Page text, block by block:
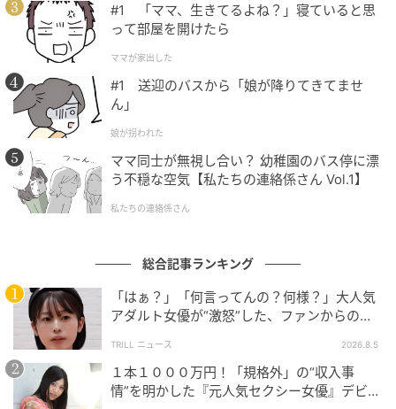
もしその理由が、「（貯金していないのは）世間体が
悪いから」「計画性のない自分はダメだから」だとし
たら、それは知らず知らずのうちに他人軸に縛られて
いるサインかもしれません。
願いの根本にある理由を深掘りし、自分を苦しめてい
るマイルールを手放すこと。その先に残った純粋な
「〜したい」こそが、あなたが今、新しく願い直すべ
きことなのです。
ここから始まるやぎ座満月は、冥王星逆行と重なるこ
とで、あなたに堅実で少しシビアな視点をもたらしま
す。仕事でも恋愛でも、「本当にそれは必要？」とい
う問いが常に頭をよぎるでしょう。
#1 「ママ、生きてるよね？」寝ていると思
って部屋を開けたら
ママが家出した
#1 送迎のバスから「娘が降りてきてませ
ん」
娘が拐われた
ママ同士が無視し合い？ 幼稚園のバス停に漂
う不穏な空気【私たちの連絡係さん Vol.1】
私たちの連絡係さん
総合記事ランキング
「はぁ？」「何言ってんの？何様？」大人気
アダルト女優が“激怒”した、ファンからの
TRILL ニュース 2026.8.5
１本１０００万円！「規格外」の“収入事
情”を明かした『元人気セクシー女優』デビュ